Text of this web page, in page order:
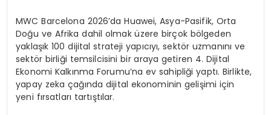
MWC Barcelona 2026’da Huawei, Asya-Pasifik, Orta
Doğu ve Afrika dahil olmak üzere birçok bölgeden
yaklaşık 100 dijital strateji yapıcıyı, sektör uzmanını ve
sektör birliği temsilcisini bir araya getiren 4. Dijital
Ekonomi Kalkınma Forumu’na ev sahipliği yaptı. Birlikte,
yapay zeka çağında dijital ekonominin gelişimi için
yeni fırsatları tartıştılar.